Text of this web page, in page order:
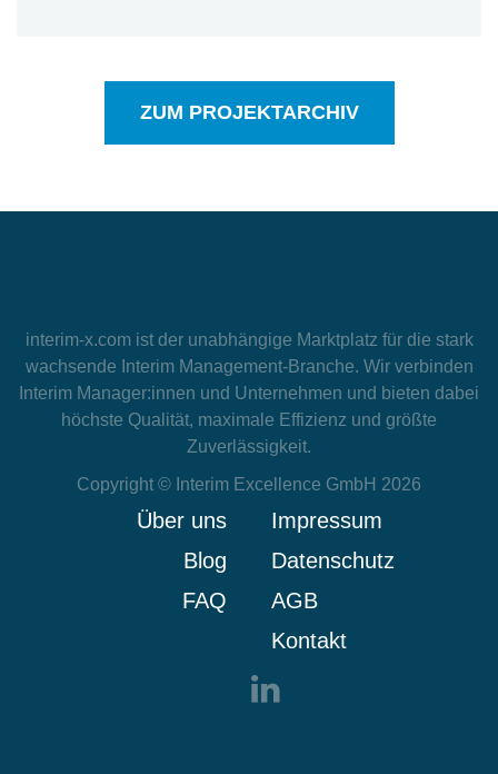
ZUM PROJEKTARCHIV
interim-x.comist der unabhängige Marktplatz für die stark
wachsende Interim Management-Branche. Wir verbinden
Interim Manager:innen und Unternehmen und bieten dabei
höchste Qualität, maximale Effizienz und größte
Zuverlässigkeit.
Copyright © Interim Excellence GmbH 2026
Über uns
Blog
FAQ
Impressum
Datenschutz
AGB
Kontakt